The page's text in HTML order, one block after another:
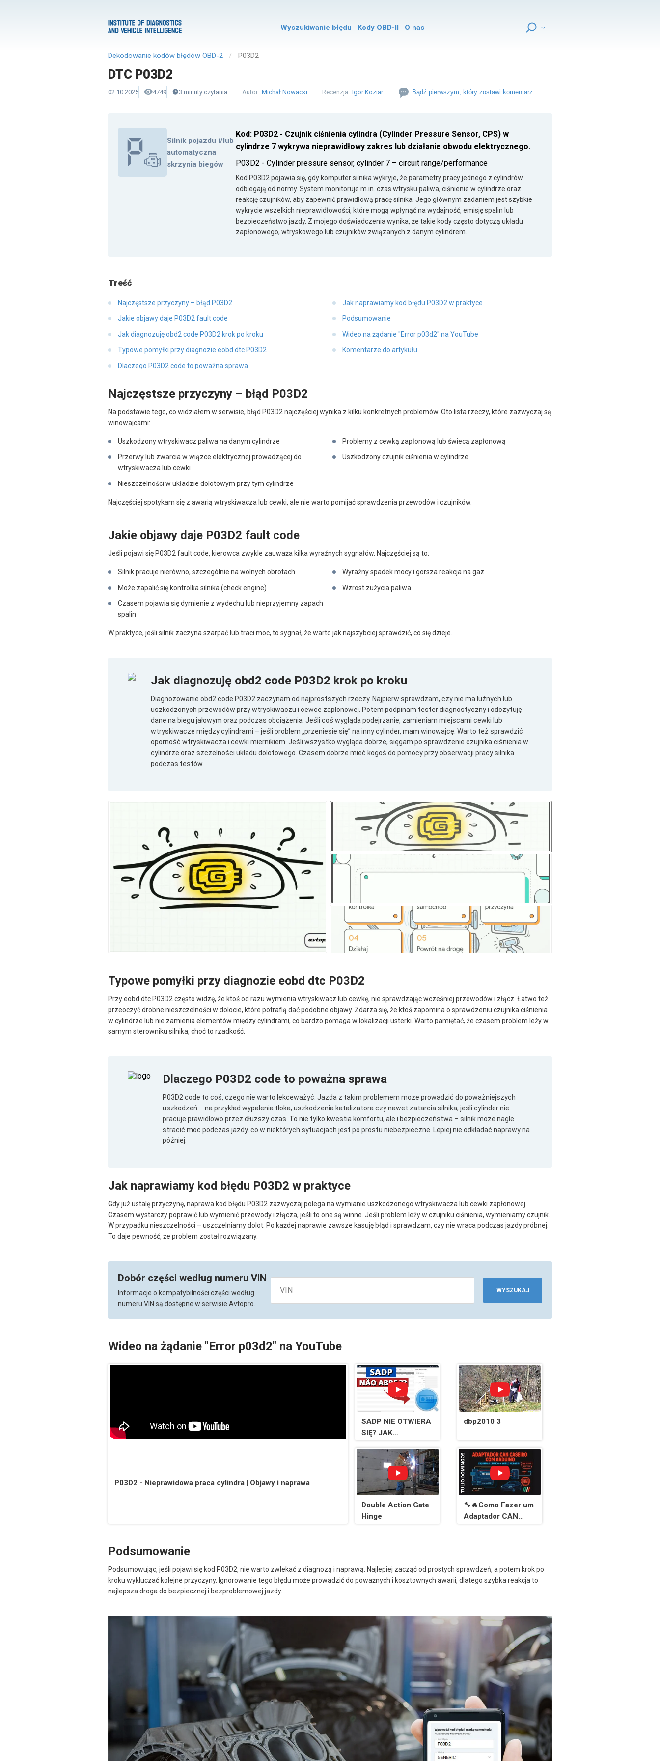
Wyszukiwanie błędu Kody OBD-II O nas
Dekodowanie kodów błędów OBD-2 P03D2
DTC P03D2
02.10.2025 4749 3 minuty czytania Autor: Michał Nowacki Recenzja: Igor Koziar Bądź pierwszym, który zostawi komentarz
Silnik pojazdu i/lub
automatyczna
skrzynia biegów
Kod: P03D2 - Czujnik ciśnienia cylindra (Cylinder Pressure Sensor, CPS) w
cylindrze 7 wykrywa nieprawidłowy zakres lub działanie obwodu elektrycznego.
P03D2 - Cylinder pressure sensor, cylinder 7 – circuit range/performance
Kod P03D2 pojawia się, gdy komputer silnika wykryje, że parametry pracy jednego z cylindrów
odbiegają od normy. System monitoruje m.in. czas wtrysku paliwa, ciśnienie w cylindrze oraz
reakcję czujników, aby zapewnić prawidłową pracę silnika. Jego głównym zadaniem jest szybkie
wykrycie wszelkich nieprawidłowości, które mogą wpłynąć na wydajność, emisję spalin lub
bezpieczeństwo jazdy. Z mojego doświadczenia wynika, że takie kody często dotyczą układu
zapłonowego, wtryskowego lub czujników związanych z danym cylindrem.
Treść
Najczęstsze przyczyny – błąd P03D2
Jakie objawy daje P03D2 fault code
Jak diagnozuję obd2 code P03D2 krok po kroku
Typowe pomyłki przy diagnozie eobd dtc P03D2
Dlaczego P03D2 code to poważna sprawa
Jak naprawiamy kod błędu P03D2 w praktyce
Podsumowanie
Wideo na żądanie "Error p03d2" na YouTube
Komentarze do artykułu
Najczęstsze przyczyny – błąd P03D2
Na podstawie tego, co widziałem w serwisie, błąd P03D2 najczęściej wynika z kilku konkretnych problemów. Oto lista rzeczy, które zazwyczaj są
winowajcami:
Uszkodzony wtryskiwacz paliwa na danym cylindrze
Problemy z cewką zapłonową lub świecą zapłonową
Przerwy lub zwarcia w wiązce elektrycznej prowadzącej do
wtryskiwacza lub cewki
Uszkodzony czujnik ciśnienia w cylindrze
Nieszczelności w układzie dolotowym przy tym cylindrze
Najczęściej spotykam się z awarią wtryskiwacza lub cewki, ale nie warto pomijać sprawdzenia przewodów i czujników.
Jakie objawy daje P03D2 fault code
Jeśli pojawi się P03D2 fault code, kierowca zwykle zauważa kilka wyraźnych sygnałów. Najczęściej są to:
Silnik pracuje nierówno, szczególnie na wolnych obrotach
Wyraźny spadek mocy i gorsza reakcja na gaz
Może zapalić się kontrolka silnika (check engine)
Wzrost zużycia paliwa
Czasem pojawia się dymienie z wydechu lub nieprzyjemny zapach
spalin
W praktyce, jeśli silnik zaczyna szarpać lub traci moc, to sygnał, że warto jak najszybciej sprawdzić, co się dzieje.
Jak diagnozuję obd2 code P03D2 krok po kroku
Diagnozowanie obd2 code P03D2 zaczynam od najprostszych rzeczy. Najpierw sprawdzam, czy nie ma luźnych lub
uszkodzonych przewodów przy wtryskiwaczu i cewce zapłonowej. Potem podpinam tester diagnostyczny i odczytuję
dane na biegu jałowym oraz podczas obciążenia. Jeśli coś wygląda podejrzanie, zamieniam miejscami cewki lub
wtryskiwacze między cylindrami – jeśli problem „przeniesie się” na inny cylinder, mam winowajcę. Warto też sprawdzić
oporność wtryskiwacza i cewki miernikiem. Jeśli wszystko wygląda dobrze, sięgam po sprawdzenie czujnika ciśnienia w
cylindrze oraz szczelności układu dolotowego. Czasem dobrze mieć kogoś do pomocy przy obserwacji pracy silnika
podczas testów.
Typowe pomyłki przy diagnozie eobd dtc P03D2
Przy eobd dtc P03D2 często widzę, że ktoś od razu wymienia wtryskiwacz lub cewkę, nie sprawdzając wcześniej przewodów i złącz. Łatwo też
przeoczyć drobne nieszczelności w dolocie, które potrafią dać podobne objawy. Zdarza się, że ktoś zapomina o sprawdzeniu czujnika ciśnienia
w cylindrze lub nie zamienia elementów między cylindrami, co bardzo pomaga w lokalizacji usterki. Warto pamiętać, że czasem problem leży w
samym sterowniku silnika, choć to rzadkość.
Dlaczego P03D2 code to poważna sprawa
P03D2 code to coś, czego nie warto lekceważyć. Jazda z takim problemem może prowadzić do poważniejszych
uszkodzeń – na przykład wypalenia tłoka, uszkodzenia katalizatora czy nawet zatarcia silnika, jeśli cylinder nie
pracuje prawidłowo przez dłuższy czas. To nie tylko kwestia komfortu, ale i bezpieczeństwa – silnik może nagle
stracić moc podczas jazdy, co w niektórych sytuacjach jest po prostu niebezpieczne. Lepiej nie odkładać naprawy na
później.
Jak naprawiamy kod błędu P03D2 w praktyce
Gdy już ustalę przyczynę, naprawa kod błędu P03D2 zazwyczaj polega na wymianie uszkodzonego wtryskiwacza lub cewki zapłonowej.
Czasem wystarczy poprawić lub wymienić przewody i złącza, jeśli to one są winne. Jeśli problem leży w czujniku ciśnienia, wymieniamy czujnik.
W przypadku nieszczelności – uszczelniamy dolot. Po każdej naprawie zawsze kasuję błąd i sprawdzam, czy nie wraca podczas jazdy próbnej.
To daje pewność, że problem został rozwiązany.
Dobór części według numeru VIN
Informacje o kompatybilności części według
numeru VIN są dostępne w serwisie Avtopro.
WYSZUKAJ
Wideo na żądanie "Error p03d2" na YouTube
P03D2 - Nieprawidowa praca cylindra | Objawy i naprawa
SADP NIE OTWIERA
SIĘ? JAK
PROBLEM
POBIERAJĄC INNĄ
WERSJĘ
PROGRAMU
dbp2010 3
Double Action Gate
Hinge
🔧🔥Como Fazer um
Adaptador CAN
Podsumowanie
Podsumowując, jeśli pojawi się kod P03D2, nie warto zwlekać z diagnozą i naprawą. Najlepiej zacząć od prostych sprawdzeń, a potem krok po
kroku wykluczać kolejne przyczyny. Ignorowanie tego błędu może prowadzić do poważnych i kosztownych awarii, dlatego szybka reakcja to
najlepsza droga do bezpiecznej i bezproblemowej jazdy.